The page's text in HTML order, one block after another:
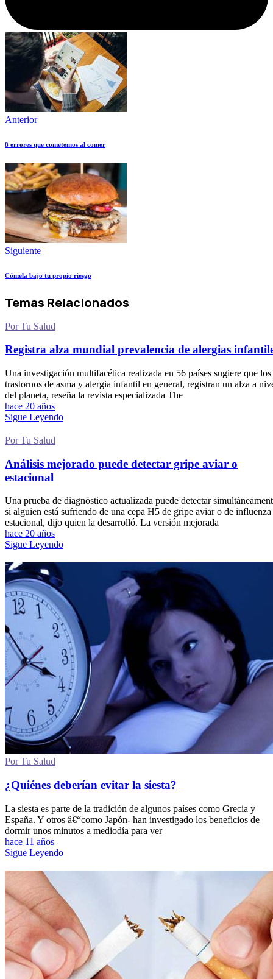
Anterior
8 errores que cometemos al comer
Siguiente
Cómela bajo tu propio riesgo
Temas Relacionados
Por Tu Salud
Registra alza mundial prevalencia de alergias
Una investigación multifacética realizada en 56 países sugiere que los
trastornos de asma y alergia infantil en general, registran un alza a
del planeta, reseña la revista especializada The
hace 20 años
Sigue Leyendo
Por Tu Salud
Análisis mejorado puede detectar gripe aviar o
estacional
Una prueba de diagnóstico actualizada puede detectar
si alguien está sufriendo de una cepa H5 de gripe aviar o de influenza
estacional, dijo quien la desarrolló. La versión mejorada
hace 20 años
Sigue Leyendo
Por Tu Salud
¿Quiénes deberían evitar la siesta?
La siesta es parte de la tradición de algunos países como Grecia y
España. Y otros â€“como Japón- han investigado los beneficios de
dormir unos minutos a mediodía para ver
hace 11 años
Sigue Leyendo